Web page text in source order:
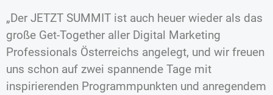
„Der JETZT SUMMIT ist auch heuer wieder als das
große Get-Together aller Digital Marketing
Professionals Österreichs angelegt, und wir freuen
uns schon auf zwei spannende Tage mit
inspirierenden Programmpunkten und anregendem